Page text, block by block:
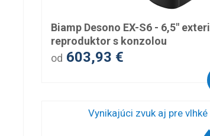
Biamp Desono EX-S6 - 6,5"
reproduktor s konzolou
od 603,93 €
Vynikajúci zvuk aj pre